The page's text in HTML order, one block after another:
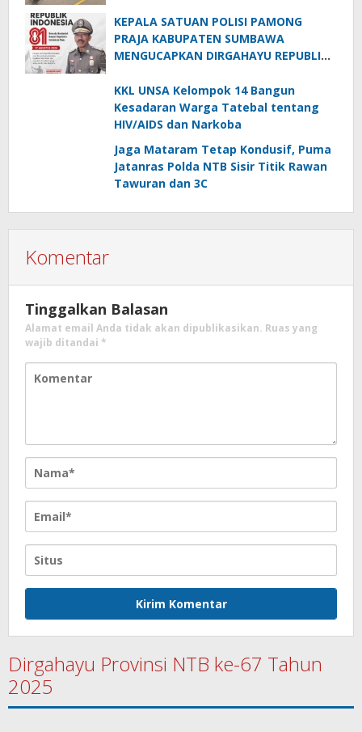
KEPALA SATUAN POLISI PAMONG
PRAJA KABUPATEN SUMBAWA
MENGUCAPKAN DIRGAHAYU REPUBLIK
KKL UNSA Kelompok 14 Bangun
Kesadaran Warga Tatebal tentang
HIV/AIDS dan Narkoba
Jaga Mataram Tetap Kondusif, Puma
Jatanras Polda NTB Sisir Titik Rawan
Tawuran dan 3C
Komentar
Tinggalkan Balasan
Alamat email Anda tidak akan dipublikasikan. Ruas yang
wajib ditandai *
Dirgahayu Provinsi NTB ke-67 Tahun
2025